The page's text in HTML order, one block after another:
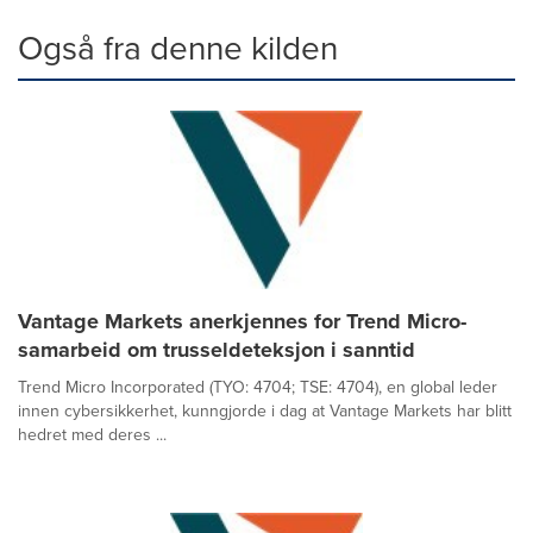
Også fra denne kilden
Vantage Markets anerkjennes for Trend Micro-
samarbeid om trusseldeteksjon i sanntid
Trend Micro Incorporated (TYO: 4704; TSE: 4704), en global leder
innen cybersikkerhet, kunngjorde i dag at Vantage Markets har blitt
hedret med deres ...